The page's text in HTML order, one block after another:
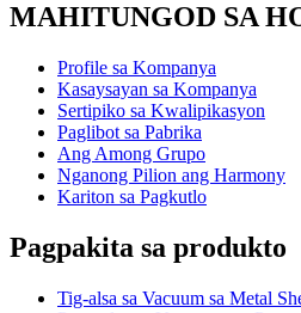
MAHITUNGOD SA
Profile sa Kompanya
Kasaysayan sa Kompanya
Sertipiko sa Kwalipikasyon
Paglibot sa Pabrika
Ang Among Grupo
Nganong Pilion ang Harmony
Kariton sa Pagkutlo
Pagpakita sa produkto
Tig-alsa sa Vacuum sa Metal